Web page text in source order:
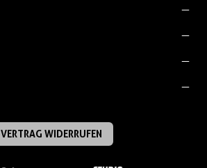
VERTRAG WIDERRUFEN